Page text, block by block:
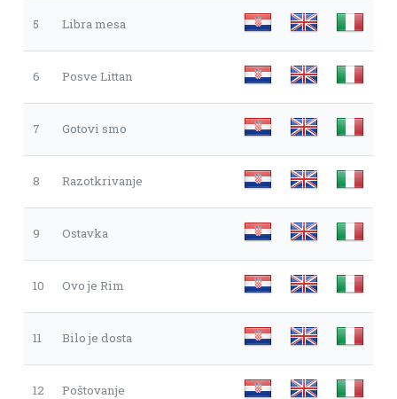
5 Libra mesa
6 Posve Littan
7 Gotovi smo
8 Razotkrivanje
9 Ostavka
10 Ovo je Rim
11 Bilo je dosta
12 Poštovanje